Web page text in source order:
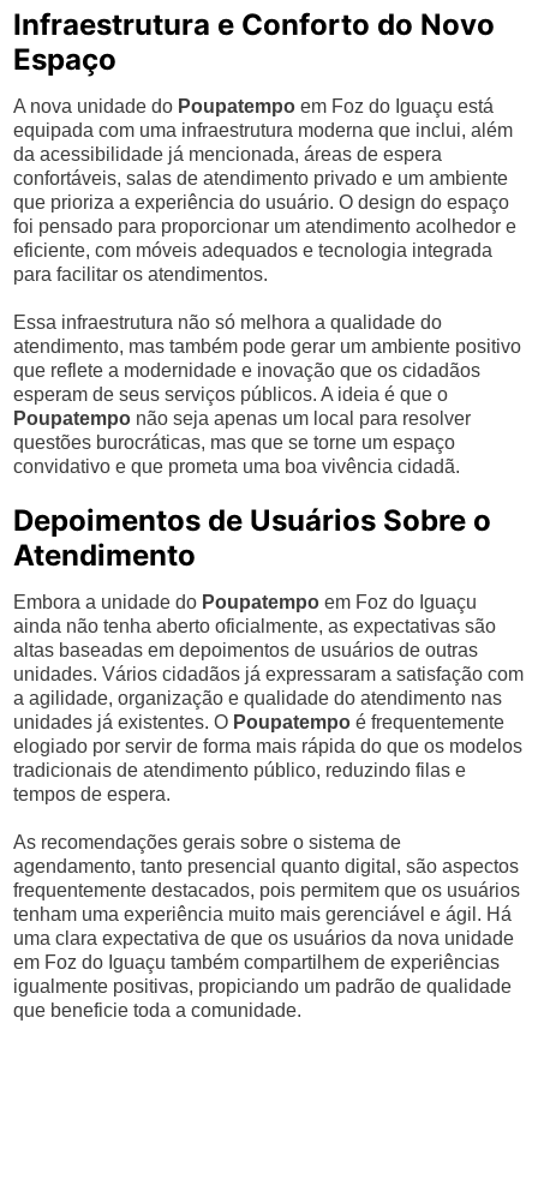
Infraestrutura e Conforto do Novo
Espaço
A nova unidade do Poupatempo em Foz do Iguaçu está
equipada com uma infraestrutura moderna que inclui, além
da acessibilidade já mencionada, áreas de espera
confortáveis, salas de atendimento privado e um ambiente
que prioriza a experiência do usuário. O design do espaço
foi pensado para proporcionar um atendimento acolhedor e
eficiente, com móveis adequados e tecnologia integrada
para facilitar os atendimentos.
Essa infraestrutura não só melhora a qualidade do
atendimento, mas também pode gerar um ambiente positivo
que reflete a modernidade e inovação que os cidadãos
esperam de seus serviços públicos. A ideia é que o
Poupatempo não seja apenas um local para resolver
questões burocráticas, mas que se torne um espaço
convidativo e que prometa uma boa vivência cidadã.
Depoimentos de Usuários Sobre o
Atendimento
Embora a unidade do Poupatempo em Foz do Iguaçu
ainda não tenha aberto oficialmente, as expectativas são
altas baseadas em depoimentos de usuários de outras
unidades. Vários cidadãos já expressaram a satisfação com
a agilidade, organização e qualidade do atendimento nas
unidades já existentes. O Poupatempo é frequentemente
elogiado por servir de forma mais rápida do que os modelos
tradicionais de atendimento público, reduzindo filas e
tempos de espera.
As recomendações gerais sobre o sistema de
agendamento, tanto presencial quanto digital, são aspectos
frequentemente destacados, pois permitem que os usuários
tenham uma experiência muito mais gerenciável e ágil. Há
uma clara expectativa de que os usuários da nova unidade
em Foz do Iguaçu também compartilhem de experiências
igualmente positivas, propiciando um padrão de qualidade
que beneficie toda a comunidade.